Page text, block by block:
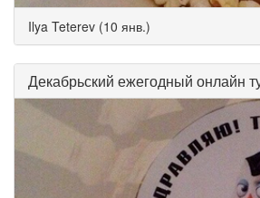
Ilya Teterev (10 янв.)
Декабрьский ежегодный онлайн